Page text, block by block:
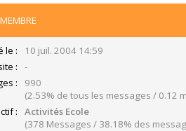
le :
10 juil. 2004 14:59
:
-
:
990
(2.53% de tous les messages / 0.12
:
Activités Ecole
(378 Messages / 38.18% des